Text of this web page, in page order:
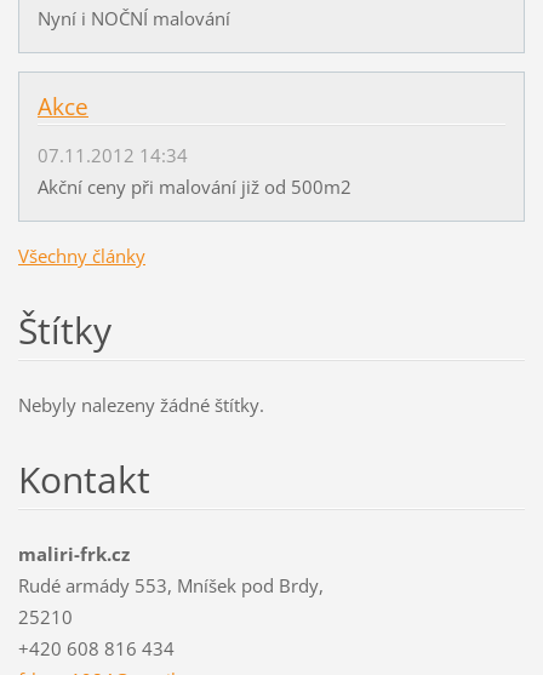
Nyní i NOČNÍ malování
Akce
07.11.2012 14:34
Akční ceny při malování již od 500m2
Všechny články
Štítky
Nebyly nalezeny žádné štítky.
Kontakt
maliri-frk.cz
Rudé armády 553, Mníšek pod Brdy,
25210
+420 608 816 434